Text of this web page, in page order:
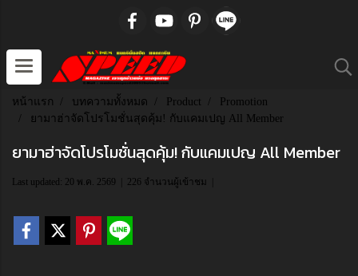
หน้าแรก บทความทั้งหมด Product
Promotion
ยามาฮ่าจัดโปรโมชั่นสุดคุ้ม! กับแคมเปญ All Member
ยามาฮ่าจัดโปรโมชั่นสุดคุ้ม! กับแคมเปญ All Member
Last updated: 20 พ.ค. 2569 226 จำนวนผู้เข้าชม